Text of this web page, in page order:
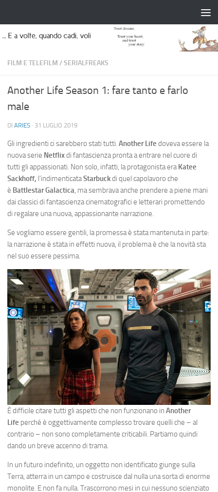
FILM E TELEFILM /SERIALFREAKS
Another Life Season 1: fare tanto e farlo
male
DI ARIES · 31 LUGLIO 2019
Gli ingredienti ci sarebbero stati tutti. Another Life doveva essere la
nuova serie Netflixdi fantascienza pronta a entrare nel cuore di
tutti gli appassionati. Non solo, infatti, la protagonista eraKatee
Sackhoff, l’indimenticataStarbuckdi quel capolavoro che
è Battlestar Galactica, ma sembrava anche prendere a piene mani
dai classici di fantascienza cinematografici e letterari promettendo
di regalare una nuova, appassionante narrazione.
Se vogliamo essere gentili, la promessa è stata mantenuta in parte:
la narrazione è stata in effetti nuova, il problema è che la novità sta
nel suo essere pessima.
È difficile citare tutti gli aspetti che non funzionano in Another
Life perché è oggettivamente complesso trovare quelli che – al
contrario – non sono completamente criticabili. Partiamo quindi
dando un breve accenno di trama.
In un futuro indefinito, un oggetto non identificato giunge sulla
Terra, atterra in un campo e costruisce dal nulla una sorta di enorme
monolite. E non fa nulla. Trascorrono mesi in cui nessuno scienziato